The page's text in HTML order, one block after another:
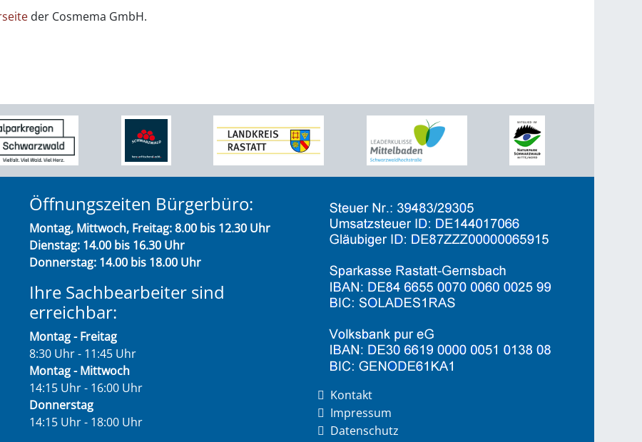
der Cosmema GmbH.
Öffnungszeiten Bürgerbüro:
Montag, Mittwoch, Freitag: 8.00 bis 12.30 Uhr
Dienstag: 14.00 bis 16.30 Uhr
Donnerstag: 14.00 bis 18.00 Uhr
Ihre Sachbearbeiter sind
erreichbar:
Montag - Freitag
8:30 Uhr - 11:45 Uhr
Montag - Mittwoch
14:15 Uhr - 16:00 Uhr
Donnerstag
14:15 Uhr - 18:00 Uhr
Kontakt
Impressum
Datenschutz